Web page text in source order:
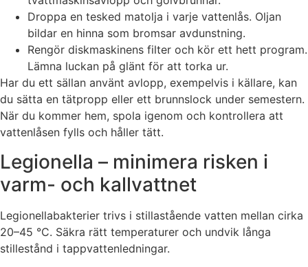
Droppa en tesked matolja i varje vattenlås. Oljan
bildar en hinna som bromsar avdunstning.
Rengör diskmaskinens filter och kör ett hett program.
Lämna luckan på glänt för att torka ur.
Har du ett sällan använt avlopp, exempelvis i källare, kan
du sätta en tätpropp eller ett brunnslock under semestern.
När du kommer hem, spola igenom och kontrollera att
vattenlåsen fylls och håller tätt.
Legionella – minimera risken i
varm- och kallvattnet
Legionellabakterier trivs i stillastående vatten mellan cirka
20–45 °C. Säkra rätt temperaturer och undvik långa
stillestånd i tappvattenledningar.